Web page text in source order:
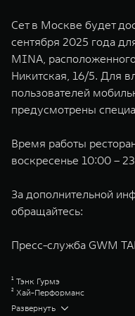
Сет в Москве будет
сентября 2025 года
MINA,
Никитская, 16/5. Для
пользователей
предусмотрены
Время работы
воскресенье 10:00 –
За дополнительной
обращайтесь:
Пресс-служба GWM
¹ Тэнк Гурмэ
² Хай-Перформанс
³ Хай-Чардж
Развернуть